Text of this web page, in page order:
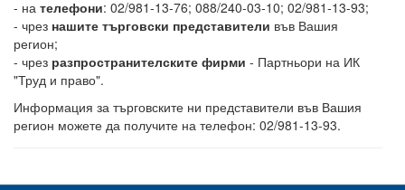
- на телефони: 02/981-13-76; 088/240-03-10; 02/981-13-93;
- чрез нашите търговски представители във Вашия
регион;
- чрез разпространителските фирми - Партньори на ИК
"Труд и право".
Информация за търговските ни представители във Вашия
регион можете да получите на телефон: 02/981-13-93.